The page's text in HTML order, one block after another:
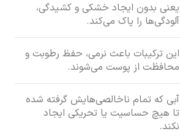
یعنی بدون ایجاد خشکی و کشیدگی،
آلودگی‌ها را پاک می‌کند.
این ترکیبات باعث نرمی، حفظ رطوبت و
محافظت از پوست می‌شوند.
آبی که تمام ناخالصی‌هایش گرفته شده
تا هیچ حساسیت یا تحریکی ایجاد
نکند.